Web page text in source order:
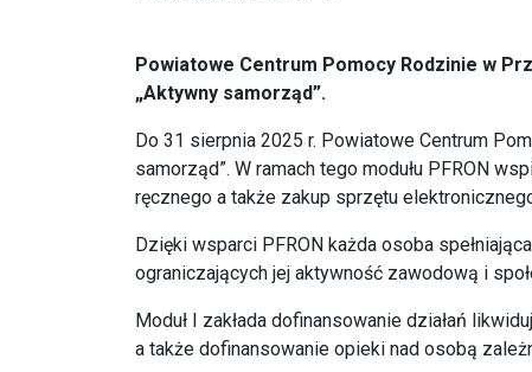
Powiatowe Centrum Pomocy Rodzinie w
„Aktywny samorząd”.
Do 31 sierpnia 2025 r. Powiatowe Centrum
samorząd”. W ramach tego modułu PFRON
ręcznego a także zakup sprzętu
Dzięki wsparci PFRON każda osoba
ograniczających jej aktywność zawodową i
Moduł I zakłada dofinansowanie działań
a także dofinansowanie opieki nad osobą